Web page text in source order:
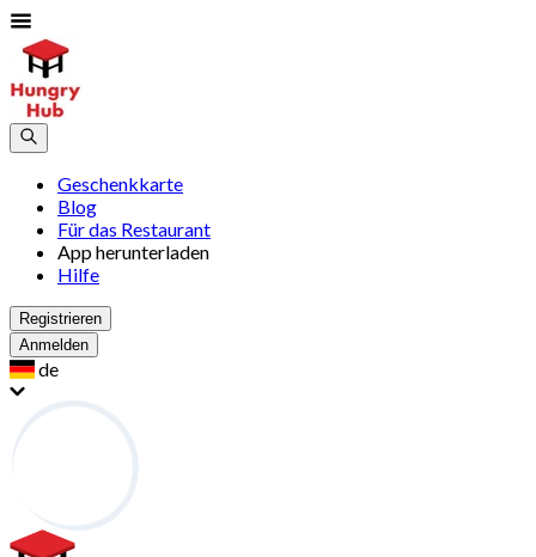
Geschenkkarte
Blog
Für das Restaurant
App herunterladen
Hilfe
Registrieren
Anmelden
de